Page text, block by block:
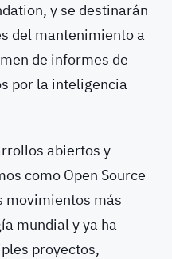
y se destinarán
del mantenimiento a
de informes de
por la inteligencia
abiertos y
como Open Source
movimientos más
mundial y ya ha
proyectos,